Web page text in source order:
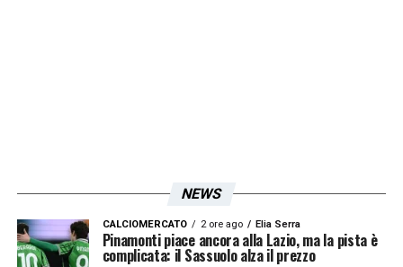
NEWS
CALCIOMERCATO 2 ore ago Elia Serra
Pinamonti piace ancora alla Lazio, ma la pista è
complicata: il Sassuolo alza il prezzo